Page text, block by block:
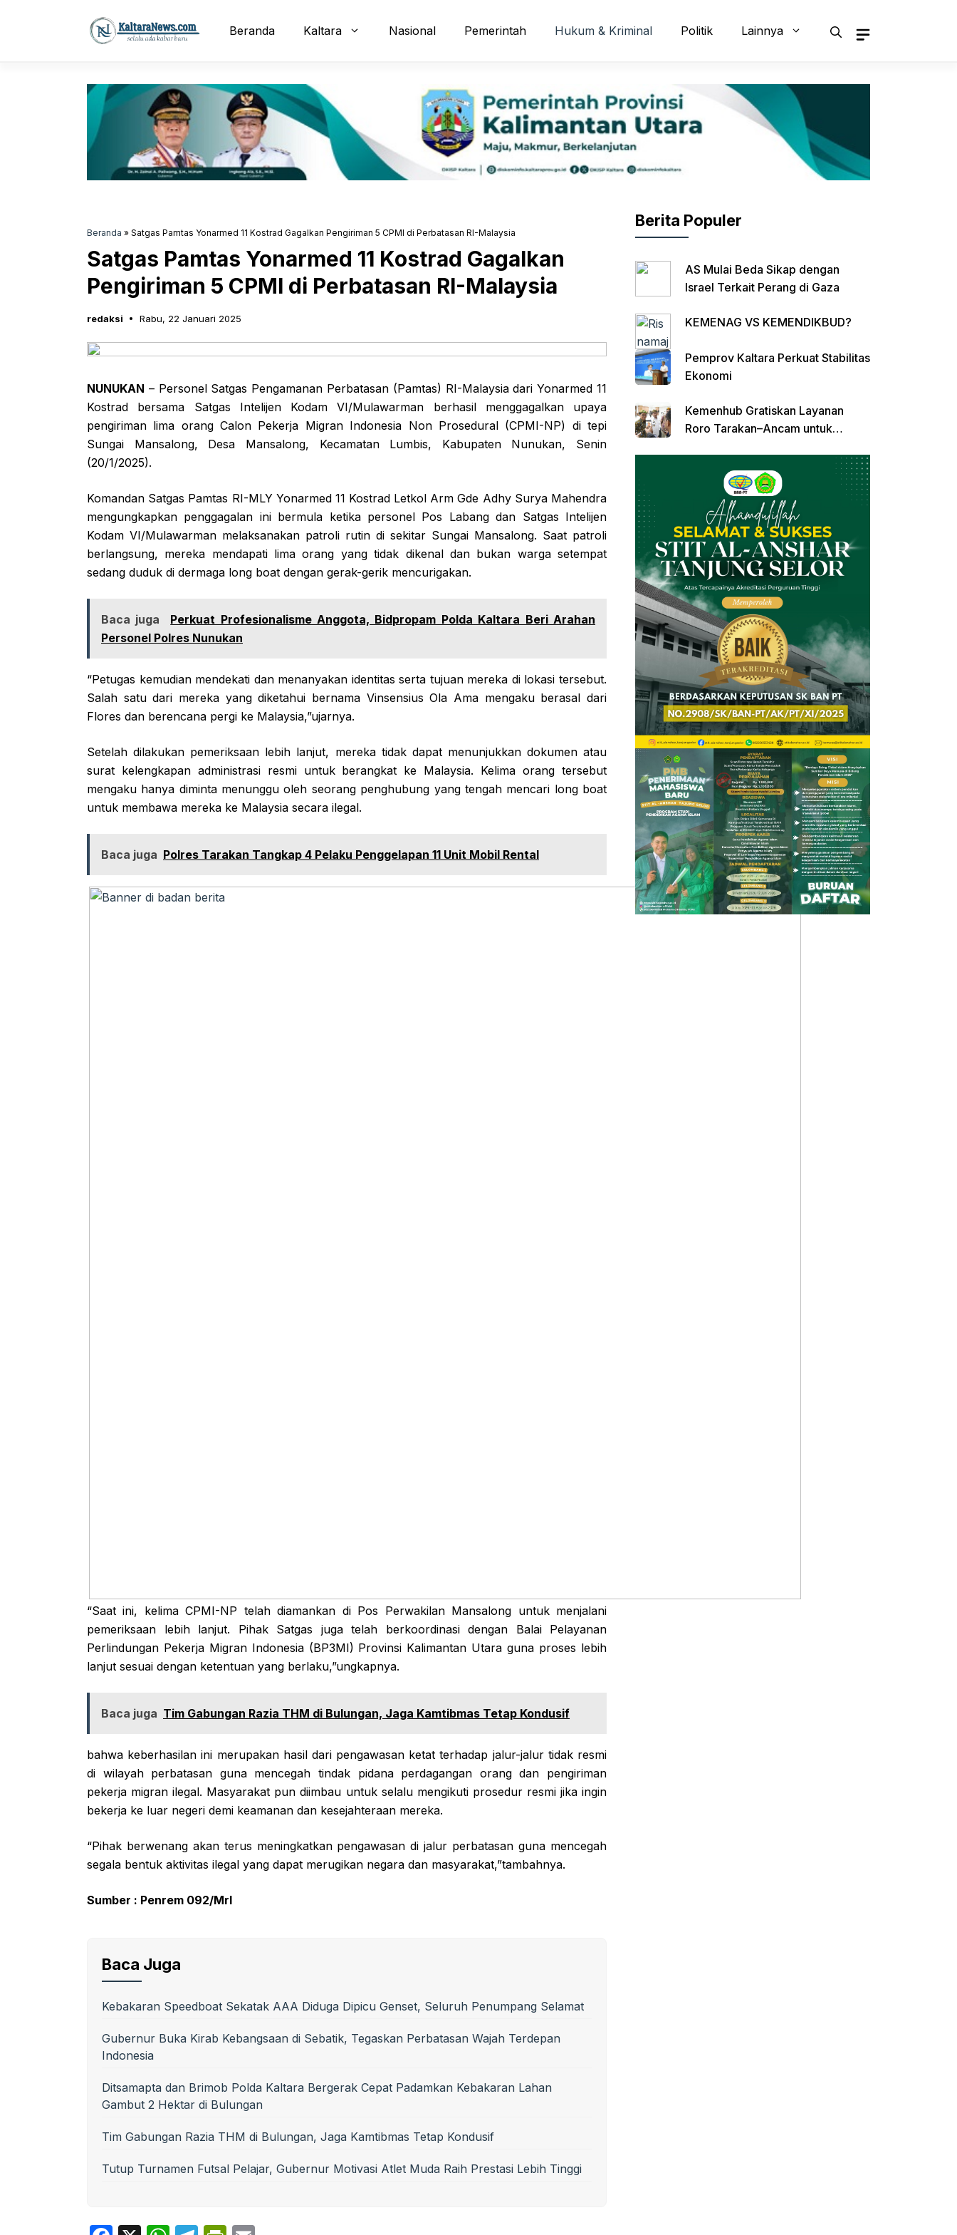
Beranda Kaltara Nasional Pemerintah Hukum & Kriminal Politik Lainnya
Beranda » Satgas Pamtas Yonarmed 11 Kostrad Gagalkan Pengiriman 5 CPMI di Perbatasan RI-Malaysia
Satgas Pamtas Yonarmed 11 Kostrad Gagalkan
Pengiriman 5 CPMI di Perbatasan RI-Malaysia
redaksi Rabu, 22 Januari 2025
NUNUKAN – Personel Satgas Pengamanan Perbatasan (Pamtas) RI-Malaysia dari Yonarmed 11
Kostrad bersama Satgas Intelijen Kodam VI/Mulawarman berhasil menggagalkan upaya
pengiriman lima orang Calon Pekerja Migran Indonesia Non Prosedural (CPMI-NP) di tepi
Sungai Mansalong, Desa Mansalong, Kecamatan Lumbis, Kabupaten Nunukan, Senin
(20/1/2025).
Komandan Satgas Pamtas RI-MLY Yonarmed 11 Kostrad Letkol Arm Gde Adhy Surya Mahendra
mengungkapkan penggagalan ini bermula ketika personel Pos Labang dan Satgas Intelijen
Kodam VI/Mulawarman melaksanakan patroli rutin di sekitar Sungai Mansalong. Saat patroli
berlangsung, mereka mendapati lima orang yang tidak dikenal dan bukan warga setempat
sedang duduk di dermaga long boat dengan gerak-gerik mencurigakan.
Baca juga
Perkuat Profesionalisme Anggota, Bidpropam Polda Kaltara Beri Arahan
Personel Polres Nunukan
“Petugas kemudian mendekati dan menanyakan identitas serta tujuan mereka di lokasi tersebut.
Salah satu dari mereka yang diketahui bernama Vinsensius Ola Ama mengaku berasal dari
Flores dan berencana pergi ke Malaysia,”ujarnya.
Setelah dilakukan pemeriksaan lebih lanjut, mereka tidak dapat menunjukkan dokumen atau
surat kelengkapan administrasi resmi untuk berangkat ke Malaysia. Kelima orang tersebut
mengaku hanya diminta menunggu oleh seorang penghubung yang tengah mencari long boat
untuk membawa mereka ke Malaysia secara ilegal.
Baca juga Polres Tarakan Tangkap 4 Pelaku Penggelapan 11 Unit Mobil Rental
“Saat ini, kelima CPMI-NP telah diamankan di Pos Perwakilan Mansalong untuk menjalani
pemeriksaan lebih lanjut. Pihak Satgas juga telah berkoordinasi dengan Balai Pelayanan
Perlindungan Pekerja Migran Indonesia (BP3MI) Provinsi Kalimantan Utara guna proses lebih
lanjut sesuai dengan ketentuan yang berlaku,”ungkapnya.
Baca juga Tim Gabungan Razia THM di Bulungan, Jaga Kamtibmas Tetap Kondusif
bahwa keberhasilan ini merupakan hasil dari pengawasan ketat terhadap jalur-jalur tidak resmi
di wilayah perbatasan guna mencegah tindak pidana perdagangan orang dan pengiriman
pekerja migran ilegal. Masyarakat pun diimbau untuk selalu mengikuti prosedur resmi jika ingin
bekerja ke luar negeri demi keamanan dan kesejahteraan mereka.
“Pihak berwenang akan terus meningkatkan pengawasan di jalur perbatasan guna mencegah
segala bentuk aktivitas ilegal yang dapat merugikan negara dan masyarakat,”tambahnya.
Sumber : Penrem 092/Mrl
Baca Juga
Kebakaran Speedboat Sekatak AAA Diduga Dipicu Genset, Seluruh Penumpang Selamat
Gubernur Buka Kirab Kebangsaan di Sebatik, Tegaskan Perbatasan Wajah Terdepan
Indonesia
Ditsamapta dan Brimob Polda Kaltara Bergerak Cepat Padamkan Kebakaran Lahan
Gambut 2 Hektar di Bulungan
Tim Gabungan Razia THM di Bulungan, Jaga Kamtibmas Tetap Kondusif
Tutup Turnamen Futsal Pelajar, Gubernur Motivasi Atlet Muda Raih Prestasi Lebih Tinggi
Berita Populer
AS Mulai Beda Sikap dengan
Israel Terkait Perang di Gaza
KEMENAG VS KEMENDIKBUD?
Pemprov Kaltara Perkuat Stabilitas
Ekonomi
Kemenhub Gratiskan Layanan
Roro Tarakan–Ancam untuk